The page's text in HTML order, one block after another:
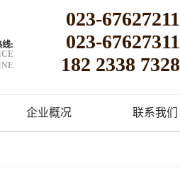
线:
023-67627211
023-67627311
182 2338 7328
企业概况 联系我们